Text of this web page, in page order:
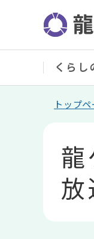
ジ
くらし
トップ
放